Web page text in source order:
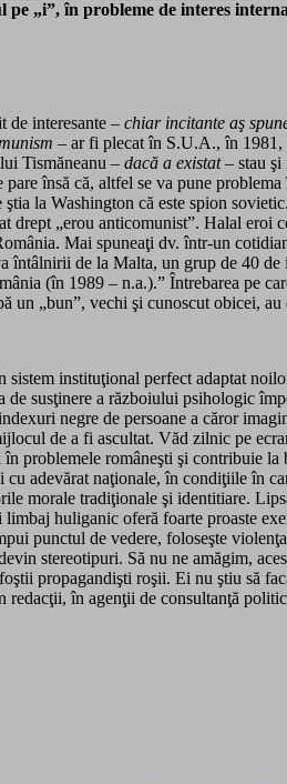
„i”, în probleme de interes
de interesante – chiar incitante aş
– ar fi plecat în S.U.A., în
Tismăneanu – dacă a existat– stau şi
pare însă că, altfel se va pune
la Washington că este spion
„erou anticomunist”. Halal
Mai spuneaţi dv. într-un
întâlnirii de la Malta, un grup de 40
(în 1989 – n.a.).” Întrebarea pe
„bun”, vechi şi cunoscut obicei,
sistem instituţional perfect adaptat
susţinere a războiului psihologic
negre de persoane a căror
de a fi ascultat. Văd zilnic pe
problemele româneşti şi contribuie
adevărat naţionale, în condiţiile în
morale tradiţionale şi identitiare.
huliganic oferă foarte proaste
punctul de vedere, foloseşte
stereotipuri. Să nu ne amăgim,
propagandişti roşii. Ei nu ştiu să
în agenţii de consultanţă